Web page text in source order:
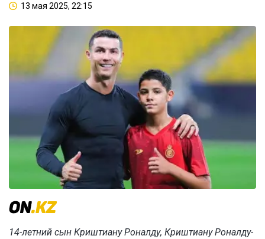
13 мая 2025, 22:15
14-летний сын Криштиану Роналду, Криштиану Роналду-